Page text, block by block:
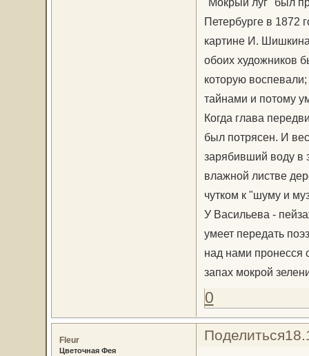
Петербурге в 1872
картине И.
обоих художников
которую
тайнами и потому
Когда глава
был потрясен. И
зарябивший воду в
влажной листве
чутком к "шуму и
У Васильева -
умеет передать
над нами пронесся
запах мокрой
0
Поделиться
Fleur
Цветочная Фея